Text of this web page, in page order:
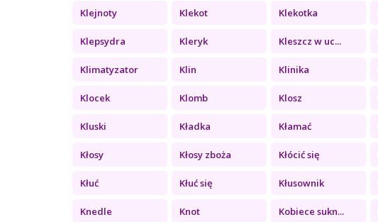
Klejnoty Klekot Klekotka
Klepsydra Kleryk Kleszcz w uc...
Klimatyzator Klin Klinika
Klocek Klomb Klosz
Kluski Kładka Kłamać
Kłosy Kłosy zboża Kłócić się
Kłuć Kłuć się Kłusownik
Knedle Knot Kobiece sukn...